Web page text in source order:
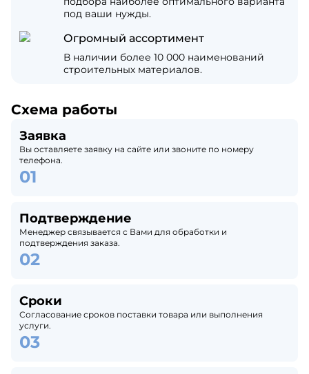
под ваши нужды.
Огромный ассортимент
В наличии более 10 000 наименований
строительных материалов.
Схема работы
Заявка
Вы оставляете заявку на сайте или звоните по номеру
телефона.
Подтверждение
Менеджер связывается с Вами для обработки и
подтверждения заказа.
Сроки
Согласование сроков поставки товара или выполнения
услуги.